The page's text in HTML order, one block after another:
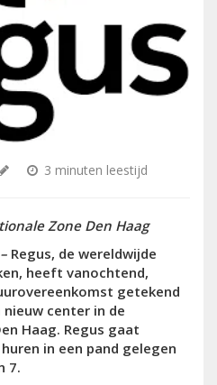
3 minuten leestijd
Zone Den Haag
Regus, de wereldwijde
heeft vanochtend,
getekend
nieuw center in de
Haag. Regus gaat
in een pand gelegen
7.